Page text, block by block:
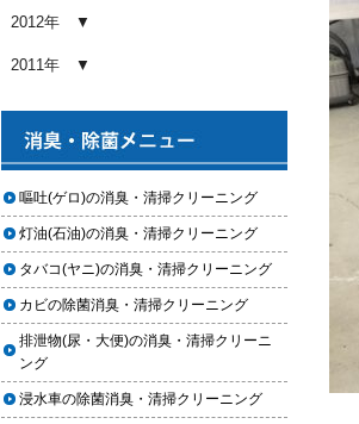
め内容と費用目安
別に徹底比較
2026.01.02
ヘッドライト黄ばみ取りの料金相
場｜イエローハット・オートバッ
クス・専門店を徹底比較【2026年
版】
2026.01.01
【2026年版】イエローハットのカ
ーフィルム料金はいくら？施工内
容・相場・安くするコツ
2025.12.05
2012年
2011年
嘔吐(ゲロ)の消臭・清掃クリーニング
灯油(石油)の消臭・清掃クリーニング
タバコ(ヤニ)の消臭・清掃クリーニング
カビの除菌消臭・清掃クリーニング
排泄物(尿・大便)の消臭・清掃クリーニ
ング
浸水車の除菌消臭・清掃クリーニング